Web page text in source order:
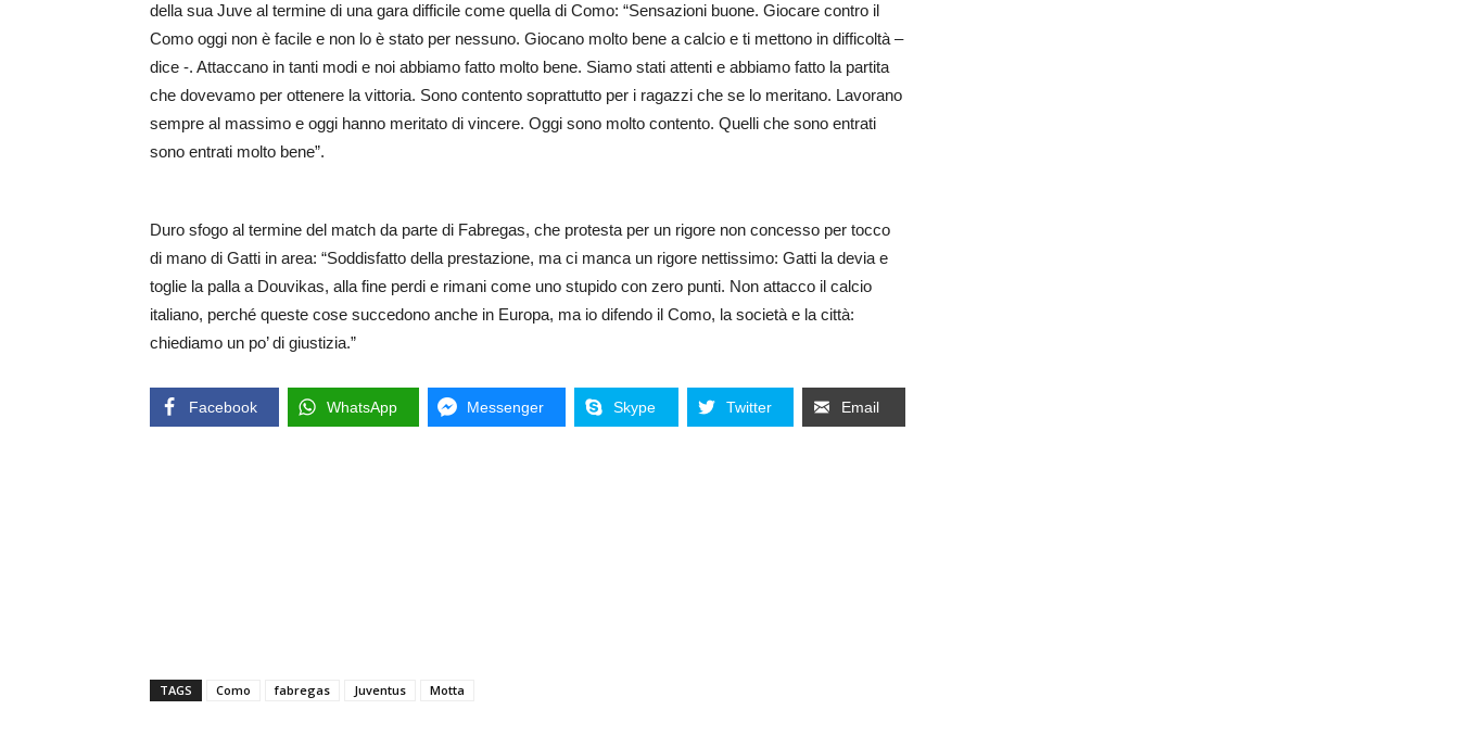
della sua Juve al termine di una gara difficile come quella di Como: “Sensazioni buone. Giocare contro il
Como oggi non è facile e non lo è stato per nessuno. Giocano molto bene a calcio e ti mettono in difficoltà –
dice -. Attaccano in tanti modi e noi abbiamo fatto molto bene. Siamo stati attenti e abbiamo fatto la partita
che dovevamo per ottenere la vittoria. Sono contento soprattutto per i ragazzi che se lo meritano. Lavorano
sempre al massimo e oggi hanno meritato di vincere. Oggi sono molto contento. Quelli che sono entrati
sono entrati molto bene”.
Duro sfogo al termine del match da parte di Fabregas, che protesta per un rigore non concesso per tocco
di mano di Gatti in area: “Soddisfatto della prestazione, ma ci manca un rigore nettissimo: Gatti la devia e
toglie la palla a Douvikas, alla fine perdi e rimani come uno stupido con zero punti. Non attacco il calcio
italiano, perché queste cose succedono anche in Europa, ma io difendo il Como, la società e la città:
chiediamo un po’ di giustizia.”
Facebook WhatsApp Messenger Skype Twitter Email
TAGS Como fabregas Juventus Motta